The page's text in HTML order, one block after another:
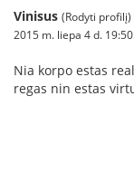
Vinisus (Rodyti profilį)
2015 m. liepa 4 d.
Nia korpo estas
regas nin estas